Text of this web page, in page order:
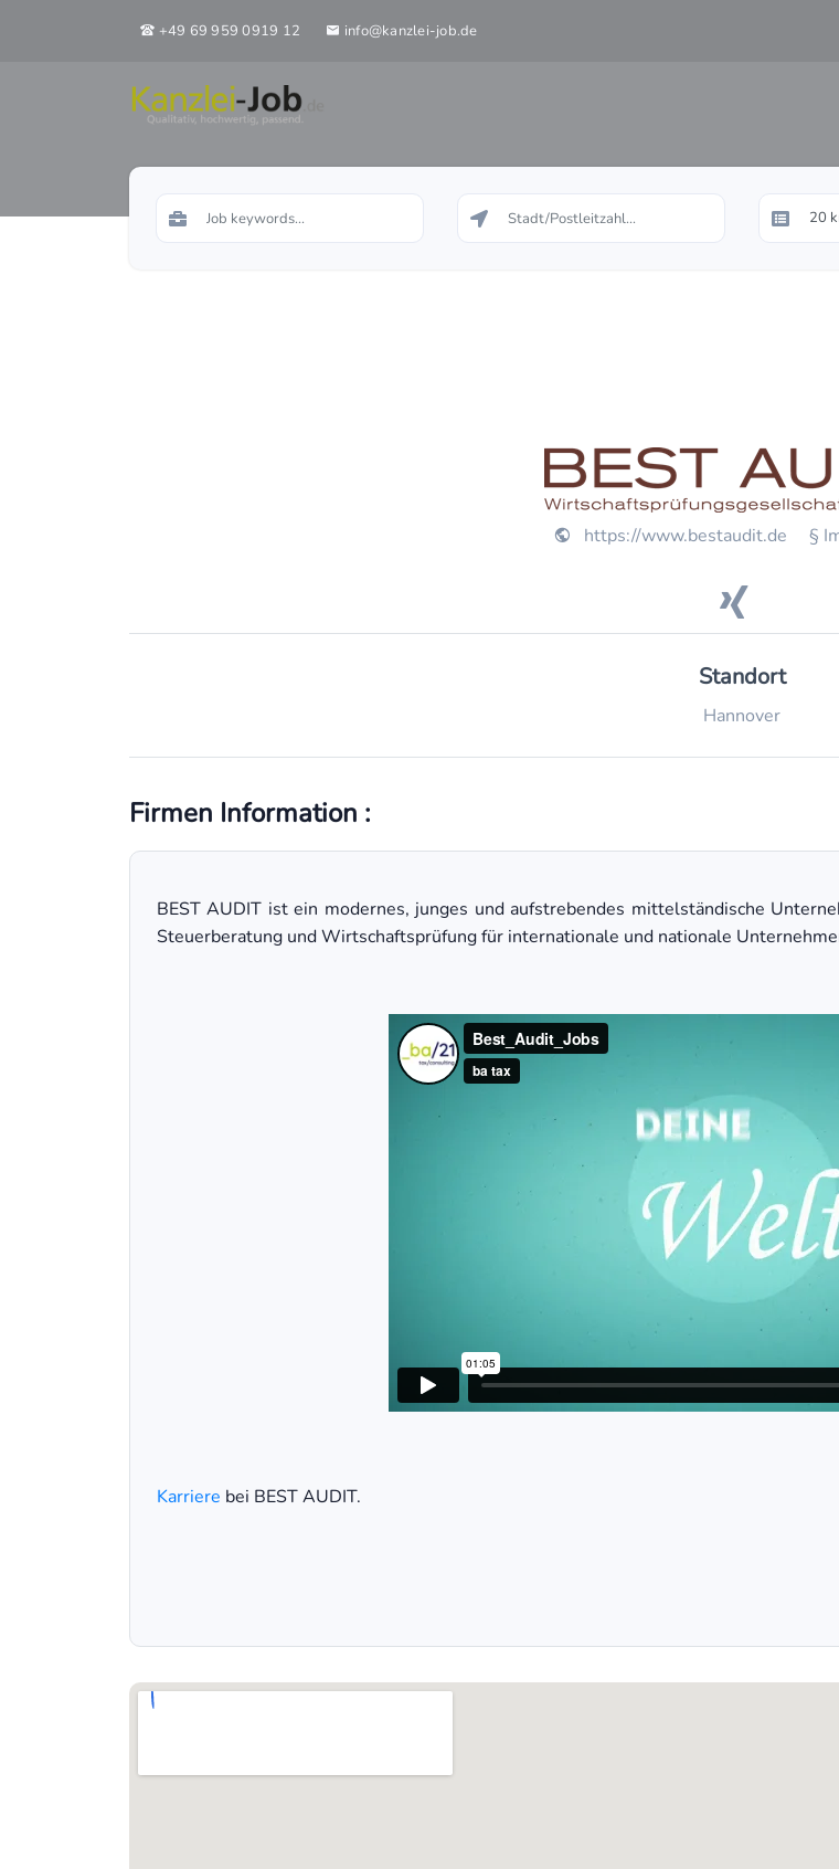
+49 69 959 0919 12 info@kanzlei-job.de
https://www.bestaudit.de §
Standort
Hannover
Firmen Information :
BEST AUDIT ist ein modernes, junges und aufstrebendes mittelständische
Steuerberatung und Wirtschaftsprüfung für internationale und nationale
Karriere bei BEST AUDIT.